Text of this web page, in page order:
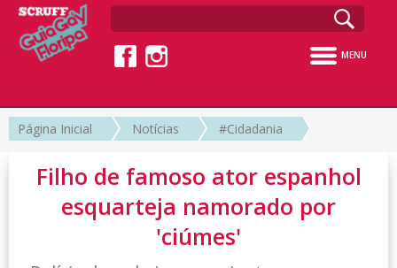
MENU
Página Inicial Notícias #Cidadania
Filho de famoso ator espanhol
esquarteja namorado por
'ciúmes'